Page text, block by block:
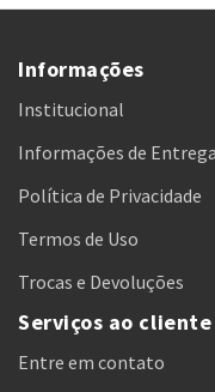
Informações
Institucional
Informações de Entrega
Política de Privacidade
Termos de Uso
Trocas e Devoluções
Serviços ao cliente
Entre em contato